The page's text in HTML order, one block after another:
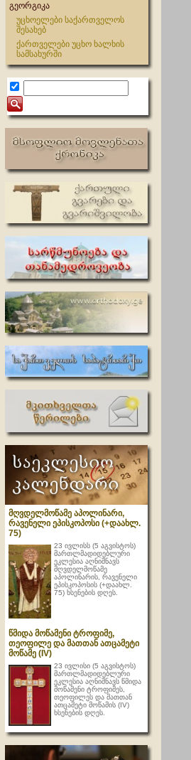
გეორგიკა
უცხოელები საქართველოს
შესახებ
ქართველები უცხო ხალხის
სამსახურში
მღვდელმოწამე აპოლინარი,
რავენელი ეპისკოპოსი (+დაახლ.
75)
23 ივლისს (5 აგვისტოს)
მართლმადიდებლური
ეკლესია აღნიშნავს
მღვდელმოწამე
აპოლინარის, რავენელი
ეპისკოპოსის (+დაახლ.
75) ხსენების დღეს.
წმიდა მოწამენი ტროფიმე,
თეოფილე და მათთან ათცამეტი
მოწამე (IV)
23 ივლისი (5 აგვისტოს)
მართლმადიდებლური
ეკლესია აღნიშნავს წმიდა
მოწამენი ტროფიმეს,
თეოფილეს და მათთან
ათცამეტი მოწამის (IV)
ხსენების დღეს.